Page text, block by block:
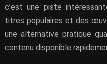
c’est une piste
titres populaires et des
une alternative pratique
contenu disponible